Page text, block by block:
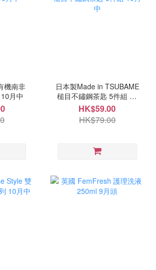
機南非
月中
日本製Made in TSUBAME
槌目不鏽鋼茶匙 5件組 10
月中
HK$59.00
HK$79.00